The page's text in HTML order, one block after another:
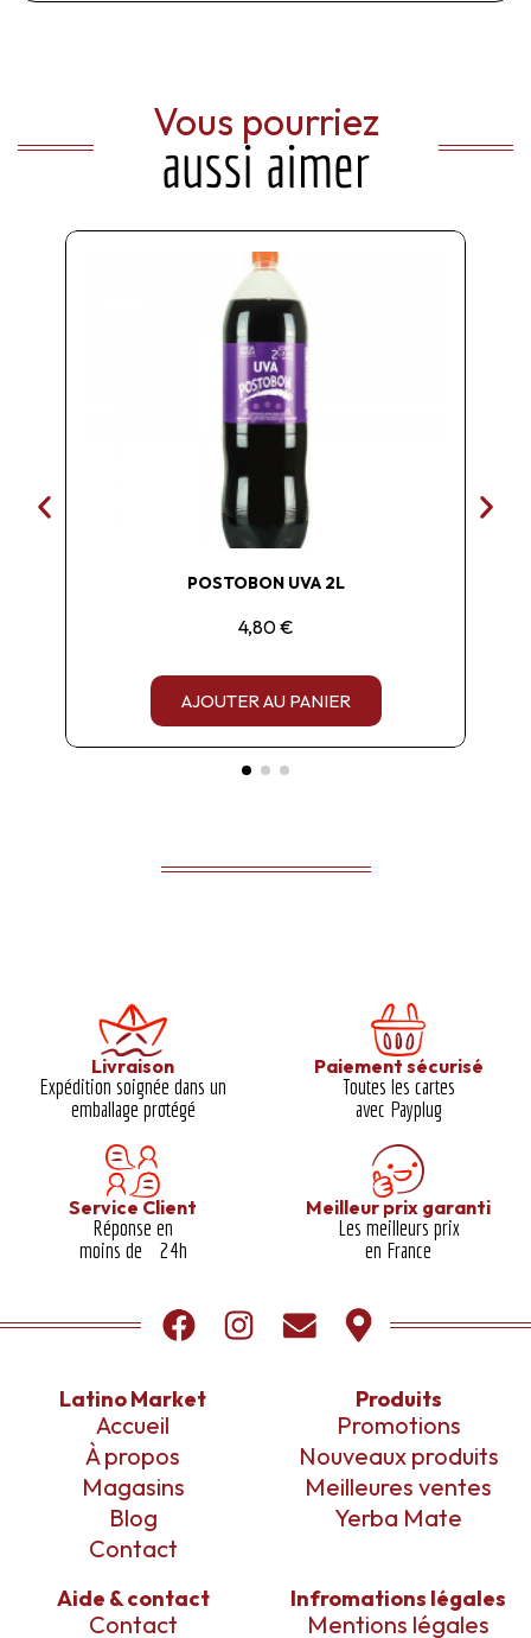
Vous pourriez
aussi aimer
POSTOBON UVA 2L
4,80 €
AJOUTER AU PANIER
Livraison
Expédition soignée dans un
emballage protégé​
Paiement sécurisé
Toutes les cartes
avec Payplug
Service Client
Réponse en
moins de 24h
Meilleur prix garanti​
Les meilleurs prix
en France
Latino Market
Accueil
À propos
Magasins
Blog
Contact
Produits
Promotions
Nouveaux produits
Meilleures ventes
Yerba Mate
Aide & contact
Contact
Infromations légales
Mentions légales